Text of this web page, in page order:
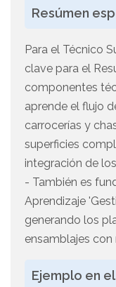
Resúmen
Para el Técnico
clave para el
componentes
aprende el flujo
carrocerías y
superficies
integración de
- También es
Aprendizaje
generando los
ensamblajes con
Ejemplo en